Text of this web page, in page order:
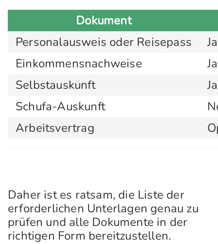
Dokument
Personalausweis oder Reisepass
Ja
Einkommensnachweise
Ja
Selbstauskunft
Ja
Schufa-Auskunft
Arbeitsvertrag
Daher ist es ratsam, die Liste der
erforderlichen Unterlagen genau zu
prüfen und alle Dokumente in der
richtigen Form bereitzustellen.